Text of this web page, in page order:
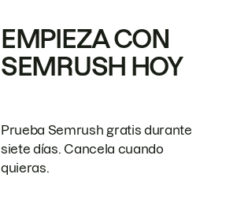
EMPIEZA CON
SEMRUSH HOY
Prueba Semrush gratis durante
siete días. Cancela cuando
quieras.